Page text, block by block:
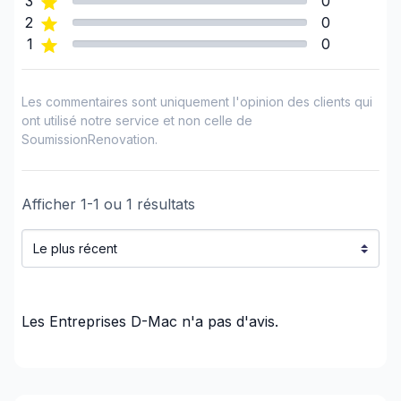
Régions
Laurentides (Antoine-Labelle)
Laurentides (Argenteuil)
Laurentides (Deux-Montagnes)
Laurentides (La Rivière-du-Nord)
Laurentides (Les Laurentides)
Laurentides (Les Pays-d'en-Haut)
Laval
Outaouais (La Vallée-de-la-Gatineau)
2
0
1
0
Les commentaires sont uniquement l'opinion des clients qui
ont utilisé notre service et non celle de
SoumissionRenovation.
Afficher 1-1 ou 1 résultats
Les Entreprises D-Mac n'a pas d'avis.